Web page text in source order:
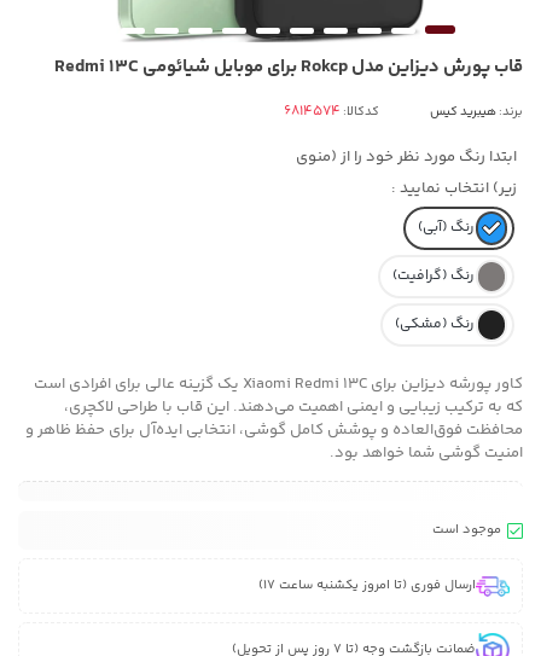
قاب پورش دیزاین مدل Rokcp برای موبایل شیائومی Redmi 13C
برند:هیبرید کیس کدکالا:
ابتدا رنگ مورد نظر خود را از (منوی
زیر) انتخاب نمایید :
رنگ (آبی)
رنگ (گرافیت)
رنگ (مشکی)
کاور پورشه دیزاین برای Xiaomi Redmi 13C یک گزینه عالی برای افرادی است
که به ترکیب زیبایی و ایمنی اهمیت می‌دهند. این قاب با طراحی لاکچری،
محافظت فوق‌العاده و پوشش کامل گوشی، انتخابی ایده‌آل برای حفظ ظاهر و
امنیت گوشی شما خواهد بود.
موجود است
ارسال فوری (تا امروز یکشنبه ساعت 17)
ضمانت بازگشت وجه (تا 7 روز پس از تحویل)